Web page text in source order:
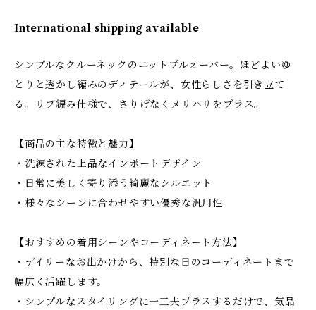
International shipping available
シンプルなクルーネックのニットプルオーバー。ほどよいゆ
とりと透かし編みのディテールが、女性らしさを引き立て
る。リブ編み仕様で、さりげなくメリハリをプラス。
【商品の主な特徴と魅力】
・洗練された上品なインポートデザイン
・日常に美しく寄り添う綺麗なシルエット
・様々なシーンに合わせやすい優秀な汎用性
【おすすめの着用シーンやコーディネート方法】
・デイリーなお出かけから、特別な日のコーディネートまで
幅広く活躍します。
・シンプルなスタイリングに一工夫プラスするだけで、気品